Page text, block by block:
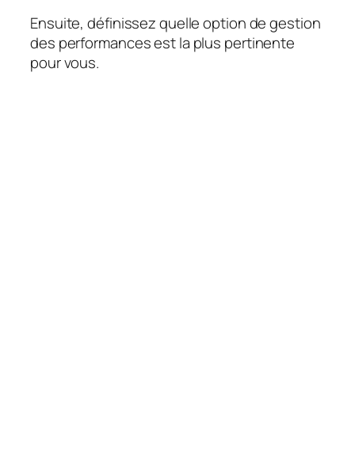
Ensuite, définissez quelle option de gestion
des performances est la plus pertinente
pour vous.